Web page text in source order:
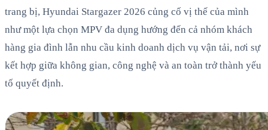
trang bị, Hyundai Stargazer 2026 củng cố vị thế của mình
như một lựa chọn MPV đa dụng hướng đến cả nhóm khách
hàng gia đình lẫn nhu cầu kinh doanh dịch vụ vận tải, nơi sự
kết hợp giữa không gian, công nghệ và an toàn trở thành yếu
tố quyết định.